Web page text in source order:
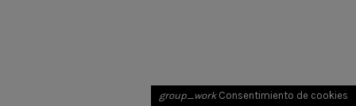
group_workConsentimiento de cookies